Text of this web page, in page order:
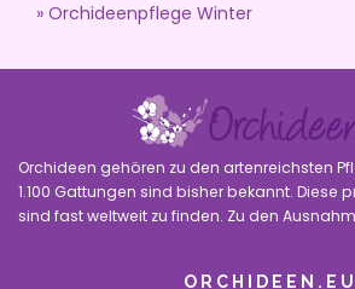
Orchideenpflege Winter
Orchideen gehören zu den artenreichsten
1.100 Gattungen sind bisher bekannt. Diese
sind fast weltweit zu finden. Zu den
ORCHIDEEN.EU